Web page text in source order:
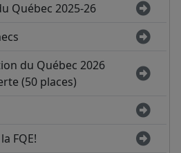
Québec 2025-26
du Québec 2026
(50 places)
FQE!